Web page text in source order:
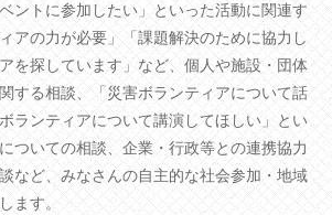
ントに参加したい」といった活動に関連す
アの力が必要」「課題解決のために協力し
を探しています」など、個人や施設・団体
する相談、「災害ボランティアについて話
ランティアについて講演してほしい」とい
ついての相談、企業・行政等との連携協力
など、みなさんの自主的な社会参加・地域
ます。